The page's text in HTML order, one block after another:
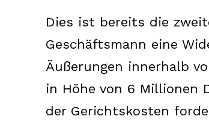
Dies ist bereits die
Geschäftsmann eine
Äußerungen innerhalb
in Höhe von 6 Millionen
der Gerichtskosten